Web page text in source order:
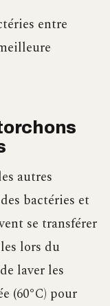
entre
autres
bactéries et
se transférer
lors du
laver les
(60°C) pour